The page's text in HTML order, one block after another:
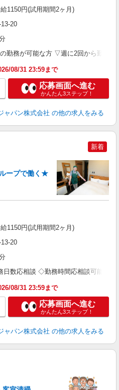
1150円(試用期間2ヶ月)
20
勤務が可能な方 ▽週に2回から勤務
08/31 23:59まで
応募画面へ進む
かんたん3ステップ！
ャパン株式会社 の他の求人をみる
新着
ープで働く★
1150円(試用期間2ヶ月)
20
数応相談 ◇勤務時間応相談可能
08/31 23:59まで
応募画面へ進む
かんたん3ステップ！
ャパン株式会社 の他の求人をみる